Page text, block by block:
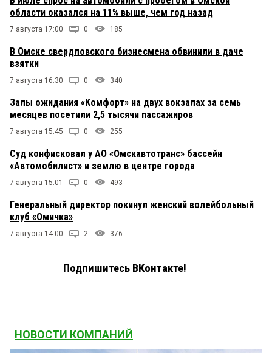
области оказался на 11% выше, чем год назад
7 августа 17:00 0 185
В Омске свердловского бизнесмена обвинили в даче
взятки
7 августа 16:30 0 340
Залы ожидания «Комфорт» на двух вокзалах за семь
месяцев посетили 2,5 тысячи пассажиров
7 августа 15:45 0 255
Суд конфисковал у АО «Омскавтотранс» бассейн
«Автомобилист» и землю в центре города
7 августа 15:01 0 493
Генеральный директор покинул женский волейбольный
клуб «Омичка»
7 августа 14:00 2 376
Подпишитесь ВКонтакте!
НОВОСТИ КОМПАНИЙ